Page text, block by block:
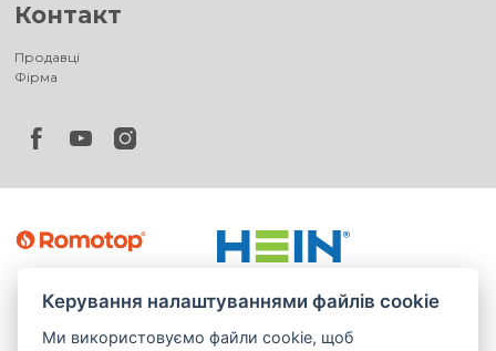
Контакт
Продавці
Фірма
Керування налаштуваннями файлів cookie
Ми використовуємо файли cookie, щоб